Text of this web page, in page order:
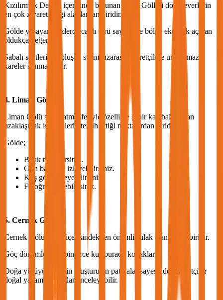
Kızılırmak Deltası içerisinde bulunan Balık Gölleri doğaseverlerin
en çok ziyaret ettiği alanlardan biridir.
Gölde yaşayan yüzlerce canlı türü sayesinde bölge ekolojik açıdan
oldukça değerlidir.
Sabah saatlerinde oluşan sis manzarası ziyaretçilere unutulmaz
kareler sunmaktadır.
4. Liman Gölü
Liman Gölü sakin atmosferiyle özellikle şehir kalabalığından
uzaklaşmak isteyenlerin tercih ettiği noktalardan biridir.
Gölde;
Balık tutabilirsiniz.
Gün batımını izleyebilirsiniz.
Kuş gözlemleyebilirsiniz.
Fotoğraf çekebilirsiniz.
5. Cernek Gölü
Cernek Gölü, delta içerisindeki en önemli sulak alanlardan biridir.
Göç dönemlerinde binlerce kuş burada konaklar.
Doğa yürüyüşleri için oluşturulan patikalar sayesinde ziyaretçiler
doğal yaşamı yakından inceleyebilir.